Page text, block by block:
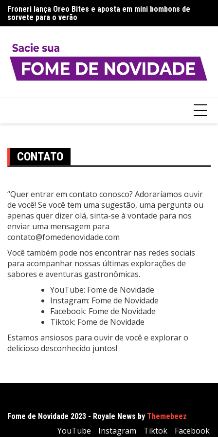
para
o
Froneri lança Oreo Bites e aposta em mini bombons de
sorvete para o verão
CONTATO
“Quer entrar em contato conosco? Adoraríamos ouvir
de você! Se você tem uma sugestão, uma pergunta ou
apenas quer dizer olá, sinta-se à vontade para nos
enviar uma mensagem para
contato@fomedenovidade.com
Você também pode nos encontrar nas redes sociais
para acompanhar nossas últimas explorações de
sabores e aventuras gastronômicas.
YouTube: Fome de Novidade
Instagram: Fome de Novidade
Facebook: Fome de Novidade
Tiktok: Fome de Novidade
Estamos ansiosos para ouvir de você e explorar o
delicioso desconhecido juntos!
Fome de Novidade 2023 - Royale News by Themebeez
YouTube Instagram Tiktok
Facebook